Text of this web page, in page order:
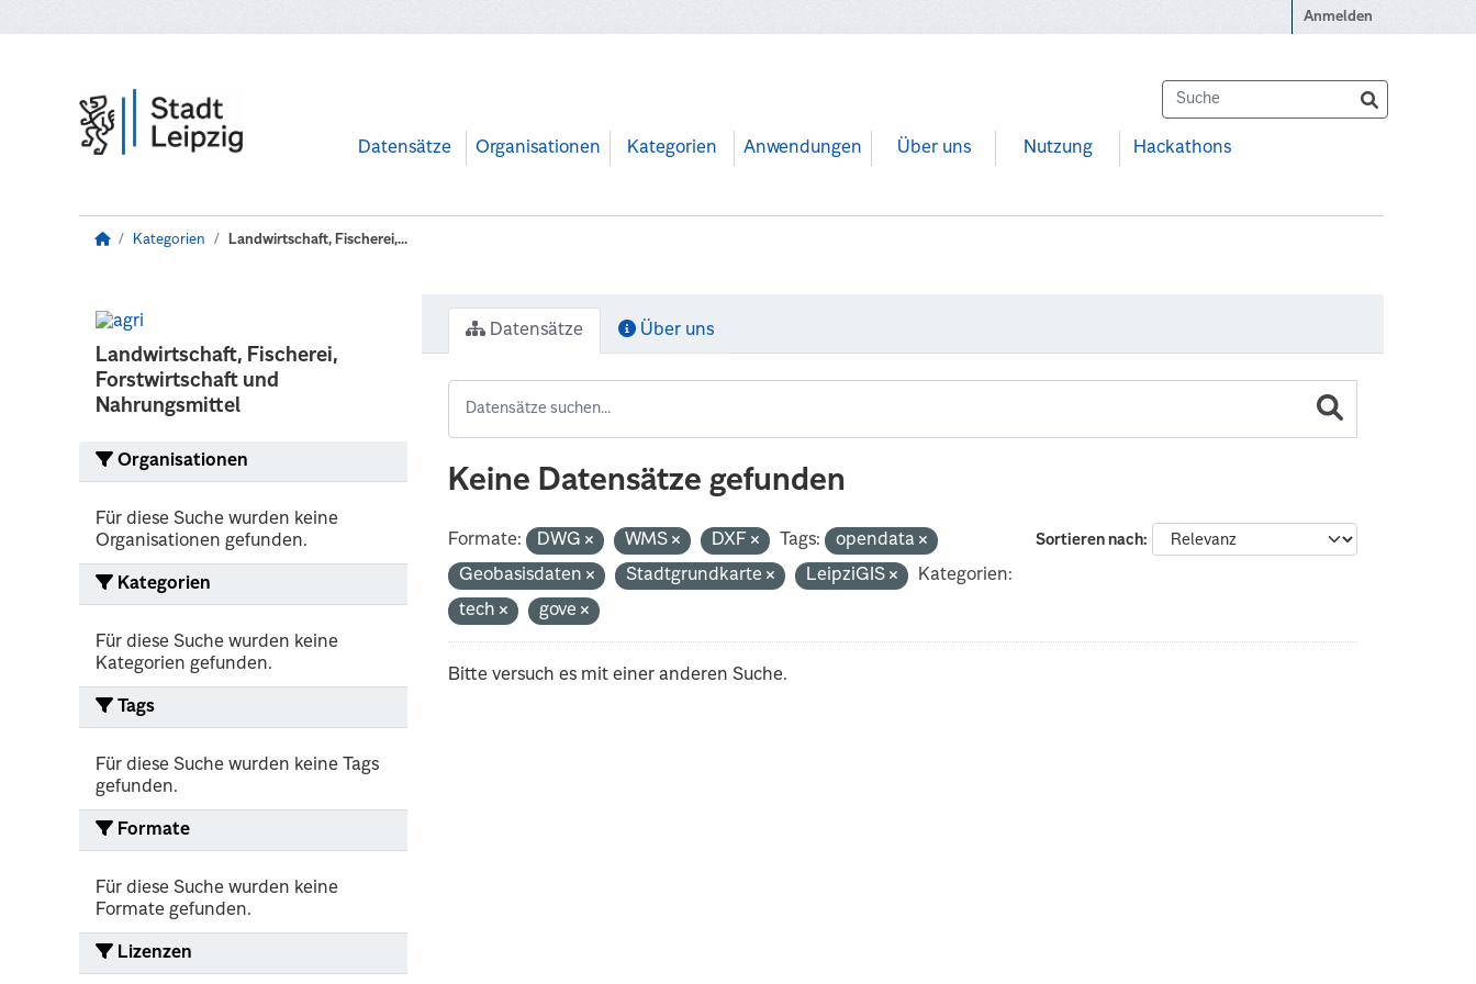
Anmelden
Datensätze Organisationen Kategorien Anwendungen Über uns Nutzung Hackathons
Kategorien Landwirtschaft, Fischerei,...
Landwirtschaft, Fischerei,
Forstwirtschaft und
Nahrungsmittel
Organisationen
Für diese Suche wurden keine
Organisationen gefunden.
Kategorien
Für diese Suche wurden keine
Kategorien gefunden.
Tags
Für diese Suche wurden keine Tags
gefunden.
Formate
Für diese Suche wurden keine
Formate gefunden.
Lizenzen
Datensätze Über uns
Keine Datensätze gefunden
Sortieren nach
Formate: DWG WMS DXF Tags:
opendata
Geobasisdaten
Stadtgrundkarte LeipziGIS
Kategorien:
tech
gove
Bitte versuch es mit einer anderen Suche.